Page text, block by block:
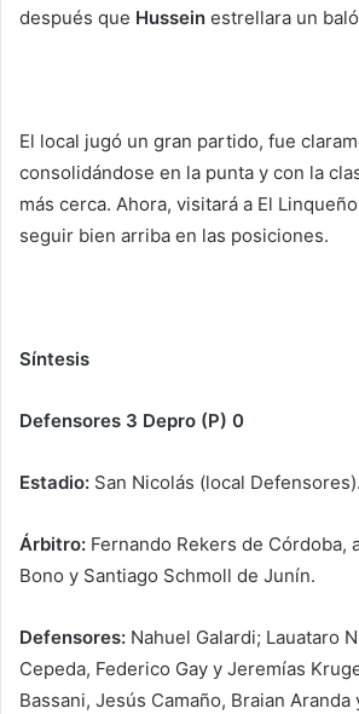
después que Hussein estrellara un
El local jugó un gran partido, fue
consolidándose en la punta y con la
más cerca. Ahora, visitará a El
seguir bien arriba en las posiciones.
Síntesis
Defensores 3 Depro (P) 0
Estadio: San Nicolás (local Defensores).
Árbitro: Fernando Rekers de Córdoba,
Bono y Santiago Schmoll de Junín.
Defensores: Nahuel Galardi; Lauataro
Cepeda, Federico Gay y Jeremías
Bassani, Jesús Camaño, Braian Aranda